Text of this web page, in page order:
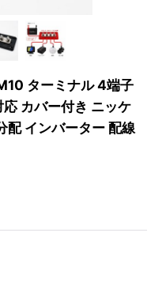
ターミナル 4端子
カバー付き ニッケ
配 インバーター 配線